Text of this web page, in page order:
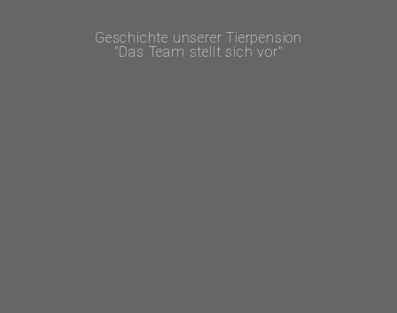
Geschichte unserer Tierpension
"Das Team stellt sich vor"